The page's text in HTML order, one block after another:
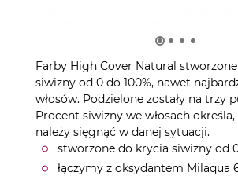
Farby High Cover Natural
siwizny od 0 do 100%, nawet
włosów. Podzielone zostały na trzy
Procent siwizny we włosach
należy sięgnąć w danej sytuacji.
stworzone do krycia siwizny od
łączymy z oksydantem Milaqua